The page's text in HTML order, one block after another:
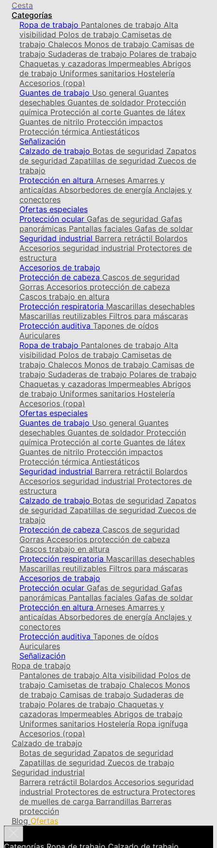
Cesta
Categorías
Ropa de trabajo Pantalones de trabajo Alta
visibilidad Polos de trabajo Camisetas de
trabajo Chalecos Monos de trabajo Camisas de
trabajo Sudaderas de trabajo Polares de trabajo
Chaquetas y cazadoras Impermeables Abrigos
de trabajo Uniformes sanitarios Hostelería
Accesorios (ropa)
Guantes de trabajo Uso general Guantes
desechables Guantes de soldador Protección
química Protección al corte Guantes de látex
Guantes de nitrilo Protección impactos
Protección térmica Antiestáticos
Señalización
Calzado de trabajo Botas de seguridad Zapatos
de seguridad Zapatillas de seguridad Zuecos de
trabajo
Protección en altura Arneses Amarres y
anticaídas Absorbedores de energía Anclajes y
conectores
Ofertas especiales
Protección ocular Gafas de seguridad Gafas
panorámicas Pantallas faciales Gafas de soldar
Seguridad industrial Barrera retráctil Bolardos
Accesorios seguridad industrial Protectores de
estructura
Accesorios de trabajo
Protección de cabeza Cascos de seguridad
Gorras Accesorios protección de cabeza
Cascos trabajo en altura
Protección respiratoria Mascarillas desechables
Mascarillas reutilizables Filtros para máscaras
Protección auditiva Tapones de oídos
Auriculares
Ropa de trabajo Pantalones de trabajo Alta
visibilidad Polos de trabajo Camisetas de
trabajo Chalecos Monos de trabajo Camisas de
trabajo Sudaderas de trabajo Polares de trabajo
Chaquetas y cazadoras Impermeables Abrigos
de trabajo Uniformes sanitarios Hostelería
Accesorios (ropa)
Ofertas especiales
Guantes de trabajo Uso general Guantes
desechables Guantes de soldador Protección
química Protección al corte Guantes de látex
Guantes de nitrilo Protección impactos
Protección térmica Antiestáticos
Seguridad industrial Barrera retráctil Bolardos
Accesorios seguridad industrial Protectores de
estructura
Calzado de trabajo Botas de seguridad Zapatos
de seguridad Zapatillas de seguridad Zuecos de
trabajo
Protección de cabeza Cascos de seguridad
Gorras Accesorios protección de cabeza
Cascos trabajo en altura
Protección respiratoria Mascarillas desechables
Mascarillas reutilizables Filtros para máscaras
Accesorios de trabajo
Protección ocular Gafas de seguridad Gafas
panorámicas Pantallas faciales Gafas de soldar
Protección en altura Arneses Amarres y
anticaídas Absorbedores de energía Anclajes y
conectores
Protección auditiva Tapones de oídos
Auriculares
Señalización
Ropa de trabajo
Pantalones de trabajo Alta visibilidad Polos de
trabajo Camisetas de trabajo Chalecos Monos
de trabajo Camisas de trabajo Sudaderas de
trabajo Polares de trabajo Chaquetas y
cazadoras Impermeables Abrigos de trabajo
Uniformes sanitarios Hostelería Ropa ignífuga
Accesorios (ropa)
Calzado de trabajo
Botas de seguridad Zapatos de seguridad
Zapatillas de seguridad Zuecos de trabajo
Seguridad industrial
Barrera retráctil Bolardos Accesorios seguridad
industrial Protectores de estructura Protectores
de muelles de carga Barrandillas Barreras
protección
Blog Ofertas